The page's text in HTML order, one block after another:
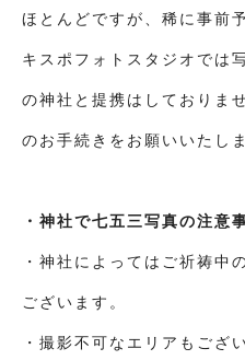
ほとんどですが、稀に事前
キスポフォトスタジオでは
の神社と提携はしておりま
のお手続きをお願いいたしま
・神社で七五三写真の注意
・神社によってはご祈祷中
ございます。
・撮影不可なエリアもござ